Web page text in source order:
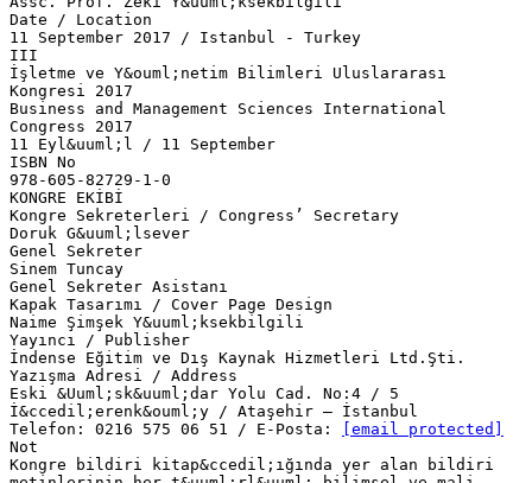
Date / Location
11 September 2017 / Istanbul - Turkey
III
İşletme ve Y&ouml;netim Bilimleri Uluslararası
Kongresi 2017
Business and Management Sciences International
Congress 2017
11 Eyl&uuml;l / 11 September
ISBN No
978-605-82729-1-0
KONGRE EKİBİ
Kongre Sekreterleri / Congress’ Secretary
Doruk G&uuml;lsever
Genel Sekreter
Sinem Tuncay
Genel Sekreter Asistanı
Kapak Tasarımı / Cover Page Design
Naime Şimşek Y&uuml;ksekbilgili
Yayıncı / Publisher
İndense Eğitim ve Dış Kaynak Hizmetleri Ltd.Şti.
Yazışma Adresi / Address
Eski &Uuml;sk&uuml;dar Yolu Cad. No:4 / 5
İ&ccedil;erenk&ouml;y / Ataşehir – İstanbul
Telefon: 0216 575 06 51 / E-Posta:
[email protected]